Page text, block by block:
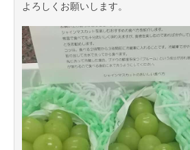
よろしくお願いします。